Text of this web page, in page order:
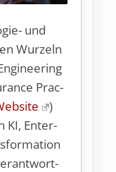
und
Wur­zeln
Prac­
)
KI, En­t­er­